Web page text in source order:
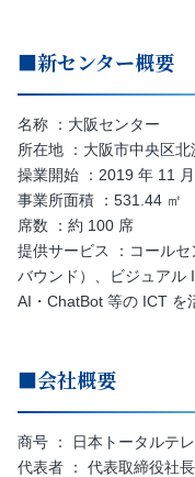
■新センター概要
名称 ：大阪センター
所在地 ：大阪市中央区
操業開始 ：2019 年 11 月
事業所面積 ：531.44 ㎡
席数 ：約 100 席
提供サービス ：コール
バウンド）、ビジュアル
AI・ChatBot 等の ICT を
■会社概要
商号 ： 日本トータルテ
代表者 ： 代表取締役社